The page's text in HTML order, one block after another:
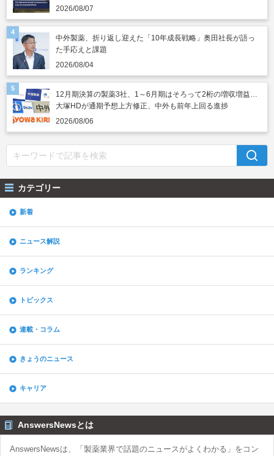
薬
2026/08/07
中外製薬、折り返し迎えた「10年成長戦略」奥田社長が語っ
た手応えと課題
2026/08/04
12月期決算の製薬3社、1～6月期はそろって2桁の増収増益…
大塚HDが通期予想上方修正、中外も前年上回る進捗
2026/08/06
カテゴリー
新着
ニュース解説
ランキング
トピックス
連載・コラム
きょうのニュース
キャリア
AnswersNewsとは
AnswersNewsは、「製薬業界で話題のニュースがよくわかる」をコン